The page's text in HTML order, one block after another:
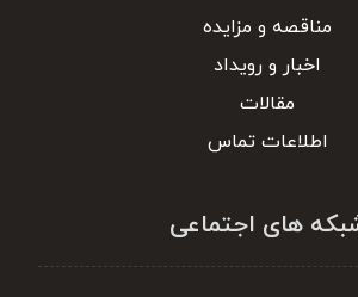
مناقصه و مزایده
اخبار و رویداد
مقالات
اطلاعات تماس
های اجتماعی